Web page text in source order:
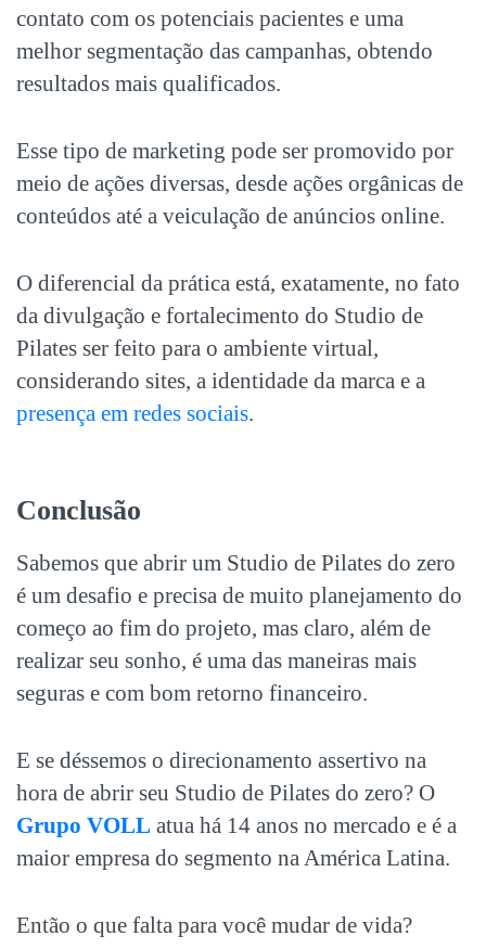
contato com os potenciais pacientes e uma
melhor segmentação das campanhas, obtendo
resultados mais qualificados.
Esse tipo de marketing pode ser promovido por
meio de ações diversas, desde ações orgânicas de
conteúdos até a veiculação de anúncios online.
O diferencial da prática está, exatamente, no fato
da divulgação e fortalecimento do Studio de
Pilates ser feito para o ambiente virtual,
considerando sites, a identidade da marca e a
presença em redes sociais.
Conclusão
Sabemos que abrir um Studio de Pilates do zero
é um desafio e precisa de muito planejamento do
começo ao fim do projeto, mas claro, além de
realizar seu sonho, é uma das maneiras mais
seguras e com bom retorno financeiro.
E se déssemos o direcionamento assertivo na
hora de abrir seu Studio de Pilates do zero? O
Grupo VOLL atua há 14 anos no mercado e é a
maior empresa do segmento na América Latina.
Então o que falta para você mudar de vida?